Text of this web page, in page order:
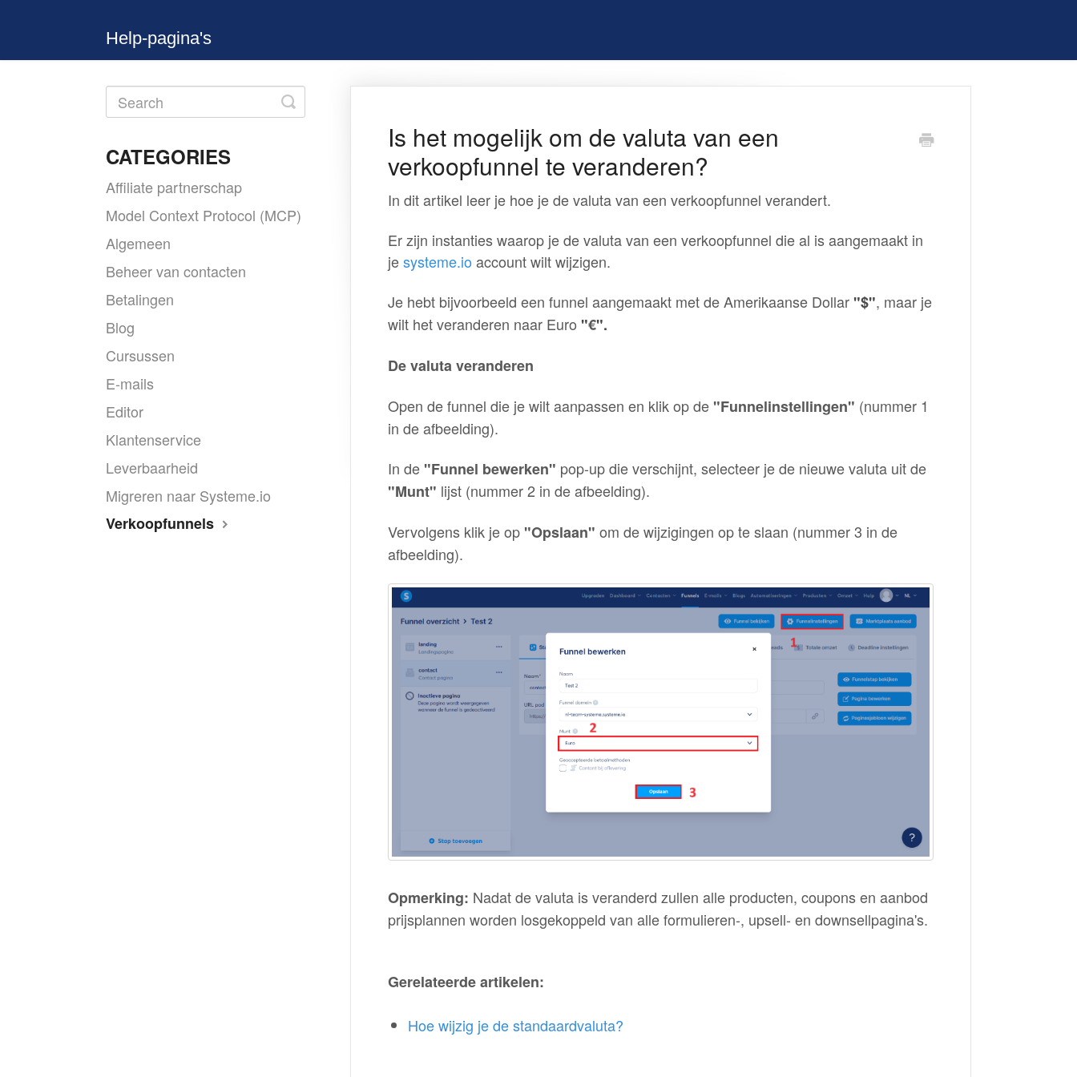
Help-pagina's
Is het mogelijk om de valuta van een
verkoopfunnel te veranderen?
In dit artikel leer je hoe je de valuta van een verkoopfunnel verandert.
Er zijn instanties waarop je de valuta van een verkoopfunnel die al is aangemaakt in
jesysteme.io account wilt wijzigen.
Je hebt bijvoorbeeld een funnel aangemaakt met de Amerikaanse Dollar "$", maar je
wilt het veranderen naar Euro "€".
De valuta veranderen
Open de funnel die je wilt aanpassen en klik op de "Funnelinstellingen" (nummer 1
in de afbeelding).
In de "Funnel bewerken" pop-up die verschijnt, selecteer je de nieuwe valuta uit de
"Munt" lijst (nummer 2 in de afbeelding).
Vervolgens klik je op "Opslaan" om de wijzigingen op te slaan (nummer 3 in de
afbeelding).
Opmerking: Nadat de valuta is veranderd zullen alle producten, coupons en aanbod
prijsplannen worden losgekoppeld van alle formulieren-, upsell- en downsellpagina's.
Gerelateerde artikelen:
Hoe wijzig je de standaardvaluta?
Toggle
Search
CATEGORIES
Affiliate partnerschap
Model Context Protocol (MCP)
Algemeen
Beheer van contacten
Betalingen
Blog
Cursussen
E-mails
Editor
Klantenservice
Leverbaarheid
Migreren naar Systeme.io
Verkoopfunnels